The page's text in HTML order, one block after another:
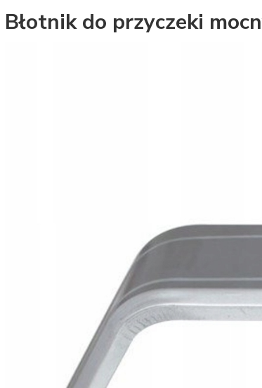
Błotnik do przyczeki